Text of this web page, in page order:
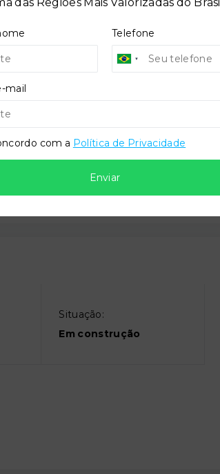
Situação:
Em construção
Telefone
mail
com a Política de Privacidade
Enviar